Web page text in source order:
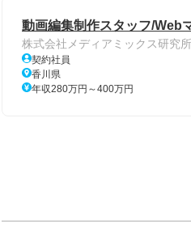
動画編集制作スタッフ/Web
株式会社メディアミックス研究所
契約社員
香川県
年収280万円～400万円